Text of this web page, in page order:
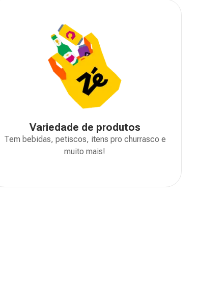
Variedade de produtos
Tem bebidas, petiscos, itens pro churrasco e
muito mais!